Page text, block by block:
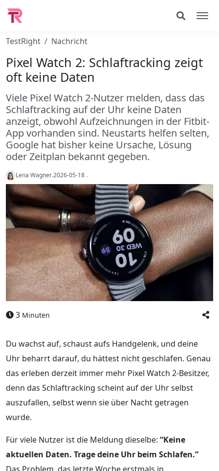
TestRight Nachricht
Pixel Watch 2: Schlaftracking zeigt
oft keine Daten
Viele Pixel Watch 2-Nutzer melden, dass das
Schlaftracking auf der Uhr keine Daten
anzeigt, obwohl Aufzeichnungen in der Fitbit-
App vorhanden sind. Neustarts helfen selten,
Google hat bisher keine Ursache, Lösung
oder Zeitplan bekannt gegeben.
Lena Wagner.2026-05-18 .
3 Minuten
Du wachst auf, schaust aufs Handgelenk, und deine
Uhr beharrt darauf, du hättest nicht geschlafen. Genau
das erleben derzeit immer mehr Pixel Watch 2-Besitzer,
denn das Schlaftracking scheint auf der Uhr selbst
auszufallen, selbst wenn sie über Nacht getragen
wurde.
Für viele Nutzer ist die Meldung dieselbe: “Keine
aktuellen Daten. Trage deine Uhr beim Schlafen.”
Das Problem, das letzte Woche erstmals in